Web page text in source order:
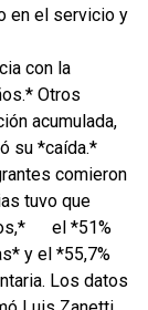
en el servicio y
con la
Otros
acumulada,
su *caída.*
comieron
tuvo que
el *51%
y el *55,7%
Los datos